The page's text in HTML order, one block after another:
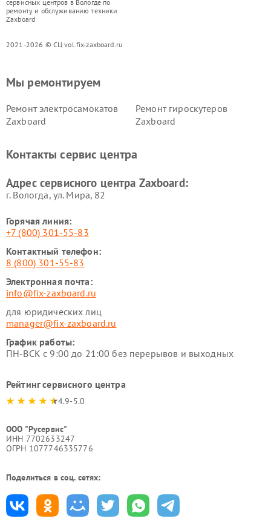
сервисных центров в Вологде по
ремонту и обслуживанию техники
Zaxboard
2021-2026 © СЦ vol.fix-zaxboard.ru
Мы ремонтируем
Ремонт электросамокатов
Zaxboard
Ремонт гироскутеров
Zaxboard
Контакты сервис центра
Адрес сервисного центра Zaxboard:
г. Вологда, ул. Мира, 82
Горячая линия:
+7 (800) 301-55-83
Контактный телефон:
8 (800) 301-55-83
Электронная почта:
info@fix-zaxboard.ru
для юридических лиц
manager@fix-zaxboard.ru
График работы:
ПН-ВСК с 9:00 до 21:00 без перерывов и выходных
Рейтинг сервисного центра
4.9-5.0
ООО "Русервис"
ИНН 7702633247
ОГРН 1077746335776
Поделиться в соц. сетях: